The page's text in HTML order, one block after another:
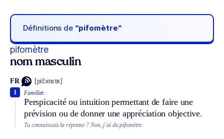
Définitions de “pifomètre“
pifomètre
nom masculin
FR [pifɔmɛtʀ]
Familier.
Perspicacité ou intuition permettant de faire une
prévision ou de donner une appréciation objective.
1
Tu connaissais la réponse ? Non, j’ai du pifomètre.